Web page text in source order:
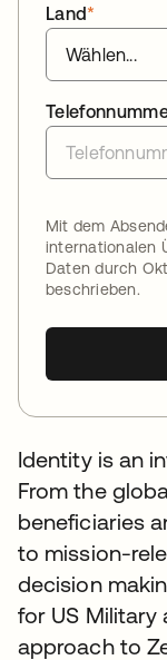
*
Land
Mit dem
internationalen
Daten durch
beschrieben.
Identity is an
From the
beneficiaries
to mission-
decision
for US Military
approach to